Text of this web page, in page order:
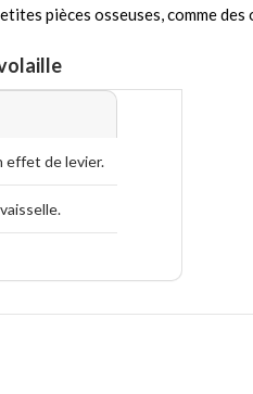
pièces osseuses, comme des
effet de levier.